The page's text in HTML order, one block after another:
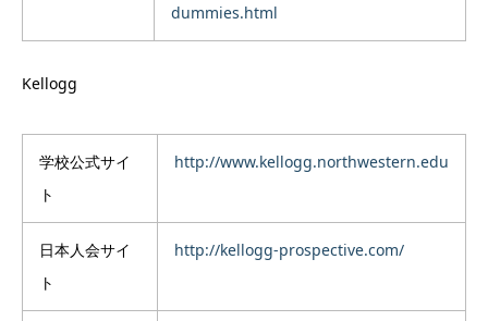
dummies.html
Kellogg
学校公式サイ
ト
http://www.kellogg.northwestern.edu
日本人会サイ
ト
http://kellogg-prospective.com/